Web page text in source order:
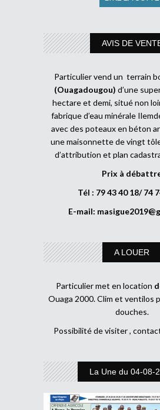
AVIS DE
Particulier vend un terrain
(Ouagadougou) d’une
hectare et demi, situé non
fabrique d’eau minérale
avec des poteaux en béton
une maisonnette de vingt
d’attribution et plan
Prix à
Tél : 79 43 40 18/ 74
E-mail:
A LOUER
Particulier met en location
Ouaga 2000. Clim et ventilos
douches.
Possibilité de visiter ,
La Une du 04-08-